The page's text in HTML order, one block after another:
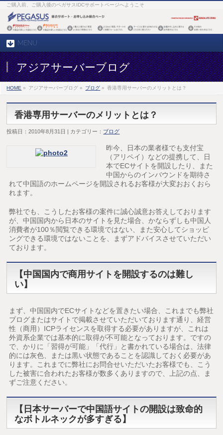
ご購入前、ご購入後のペガサスIDCサポートページへようこそ
MENU
アジアサーバーブログ
HOME » アジアサーバーブログ » ブログ » 香港専用サーバーのメリットとは？
香港専用サーバーのメリットとは？
投稿日：2010年8月31日 | カテゴリー： ブログ
昨今、日本の業者様でも支付宝
（アリペイ）などの提携して、日
本でECサイトを開設したり、また
中国からのインバウンドを期待さ
れて中国語のホームページを開設されるお客様が大変おおくおら
れます。
弊社でも、こうしたお客様の案件に誠心誠意お答えしております
が、中国国内から日本のサイトを見た場合、かならずしも中国人
消費者が100％閲覧できる環境ではない、また安心してショッピ
ングできる環境ではないことを、まずアドバイスさせていただい
ております。
【中国国内で商用サイトを開設するのは難し
い】
まず、中国国内でECサイトなどを置きたい場合、これまでも弊社
ブログまたはサイトで掲載させていただいております通り、経営
性（商用）ICPライセンスを取得する必要がありますが、これは
外資系企業では基本的に取得が不可能となっております。ですの
で、かりに「習得が可能」「代行」と書かれている場合は、法律
的には灰色、または黒い状態であることを認識しておく必要があ
ります。これまでに弊社にお問合せいただいたお客様でも、こう
した被害に合われたお客様が数多くありますので、上記の点、ま
ずご注意ください。
【日本サーバーで中国語サイトの開設は致命的
なボトルネックが多すぎる】